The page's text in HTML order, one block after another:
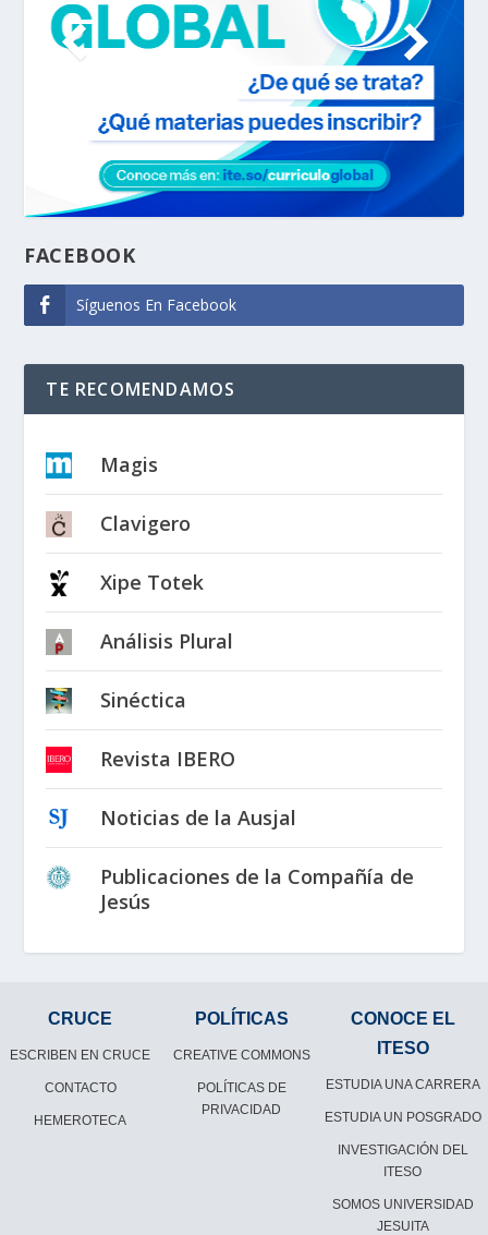
FACEBOOK
Síguenos En Facebook
TE RECOMENDAMOS
Magis
Clavigero
Xipe Totek
Análisis Plural
Sinéctica
Revista IBERO
Noticias de la Ausjal
Publicaciones de la Compañía de
Jesús
CRUCE
ESCRIBEN EN CRUCE
CONTACTO
HEMEROTECA
POLÍTICAS
CREATIVE COMMONS
POLÍTICAS DE
PRIVACIDAD
CONOCE EL
ITESO
ESTUDIA UNA CARRERA
ESTUDIA UN POSGRADO
INVESTIGACIÓN DEL
ITESO
SOMOS UNIVERSIDAD
JESUITA